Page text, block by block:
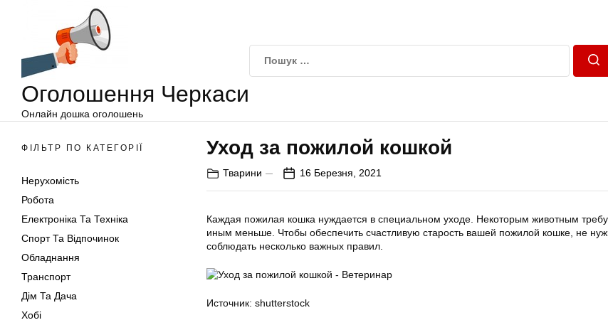
Оголошення Черкаси
Онлайн дошка оголошень
ФІЛЬТР ПО КАТЕГОРІЇ
Нерухомість
Робота
Електроніка Та Техніка
Спорт Та Відпочинок
Обладнання
Транспорт
Дім Та Дача
Хобі
Уход за пожилой кошкой
Тварини 16 Березня, 2021
Каждая пожилая кошка нуждается в специальном уходе. Некоторым животным
иным меньше. Чтобы обеспечить счастливую старость вашей пожилой кошке, не
соблюдать несколько важных правил.
Источник: shutterstock